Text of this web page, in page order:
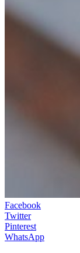
Facebook
Twitter
Pinterest
WhatsApp